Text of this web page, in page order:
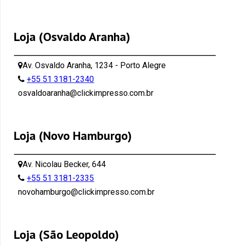
Loja (Osvaldo Aranha)
Av. Osvaldo Aranha, 1234 - Porto Alegre
+55 51 3181-2340
osvaldoaranha@clickimpresso.com.br
Loja (Novo Hamburgo)
Av. Nicolau Becker, 644
+55 51 3181-2335
novohamburgo@clickimpresso.com.br
Loja (São Leopoldo)